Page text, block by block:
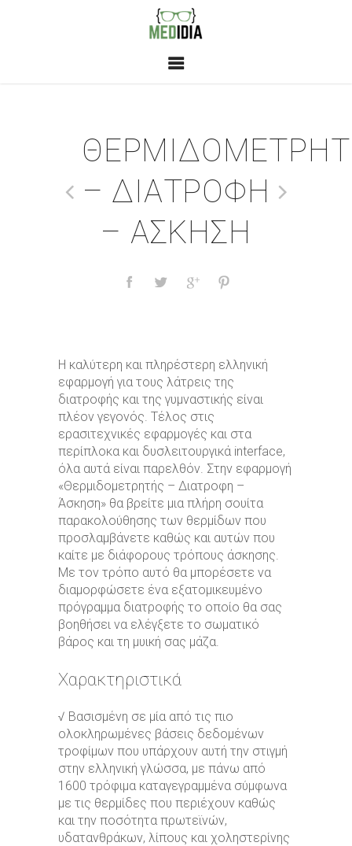
– ΔΙΑΤΡΟΦΗ
– ΑΣΚΗΣΗ
Η καλύτερη και πληρέστερη ελληνική
εφαρμογή για τους λάτρεις της
διατροφής και της γυμναστικής είναι
πλέον γεγονός. Τέλος στις
ερασιτεχνικές εφαρμογές και στα
περίπλοκα και δυσλειτουργικά interface,
όλα αυτά είναι παρελθόν. Στην εφαρμογή
«Θερμιδομετρητής – Διατροφη –
Άσκηση» θα βρείτε μια πλήρη σουίτα
παρακολούθησης των θερμίδων που
προσλαμβάνετε καθώς και αυτών που
καίτε με διάφορους τρόπους άσκησης.
Με τον τρόπο αυτό θα μπορέσετε να
διαμορφώσετε ένα εξατομικευμένο
πρόγραμμα διατροφής το οποίο θα σας
βοηθήσει να ελέγξετε το σωματικό
βάρος και τη μυική σας μάζα.
Χαρακτηριστικά
√ Βασισμένη σε μία από τις πιο
ολοκληρωμένες βάσεις δεδομένων
τροφίμων που υπάρχουν αυτή την στιγμή
στην ελληνική γλώσσα, με πάνω από
1600 τρόφιμα καταγεγραμμένα σύμφωνα
με τις θερμίδες που περιέχουν καθώς
και την ποσότητα πρωτεϊνών,
υδατανθράκων, λίπους και χοληστερίνης